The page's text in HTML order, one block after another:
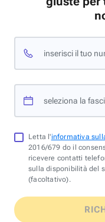
inserisci il tuo
seleziona la
Letta l'informativa
2016/679 do il
ricevere contatti
sulla disponibilità del
(facoltativo).